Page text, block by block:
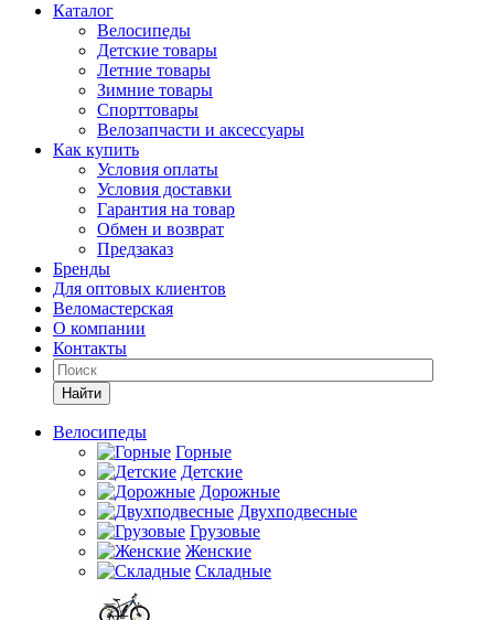
Каталог
Велосипеды
Детские товары
Летние товары
Зимние товары
Спорттовары
Велозапчасти и аксессуары
Как купить
Условия оплаты
Условия доставки
Гарантия на товар
Обмен и возврат
Предзаказ
Бренды
Для оптовых клиентов
Веломастерская
О компании
Контакты
Найти
Велосипеды
Горные
Детские
Дорожные
Двухподвесные
Грузовые
Женские
Складные